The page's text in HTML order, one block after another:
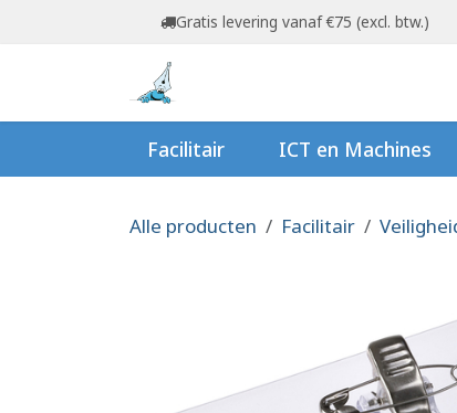
Overslaan naar inhoudGratis levering vanaf €75 (excl. btw.)
Facilitair ICT en Machines
Alle producten Facilitair